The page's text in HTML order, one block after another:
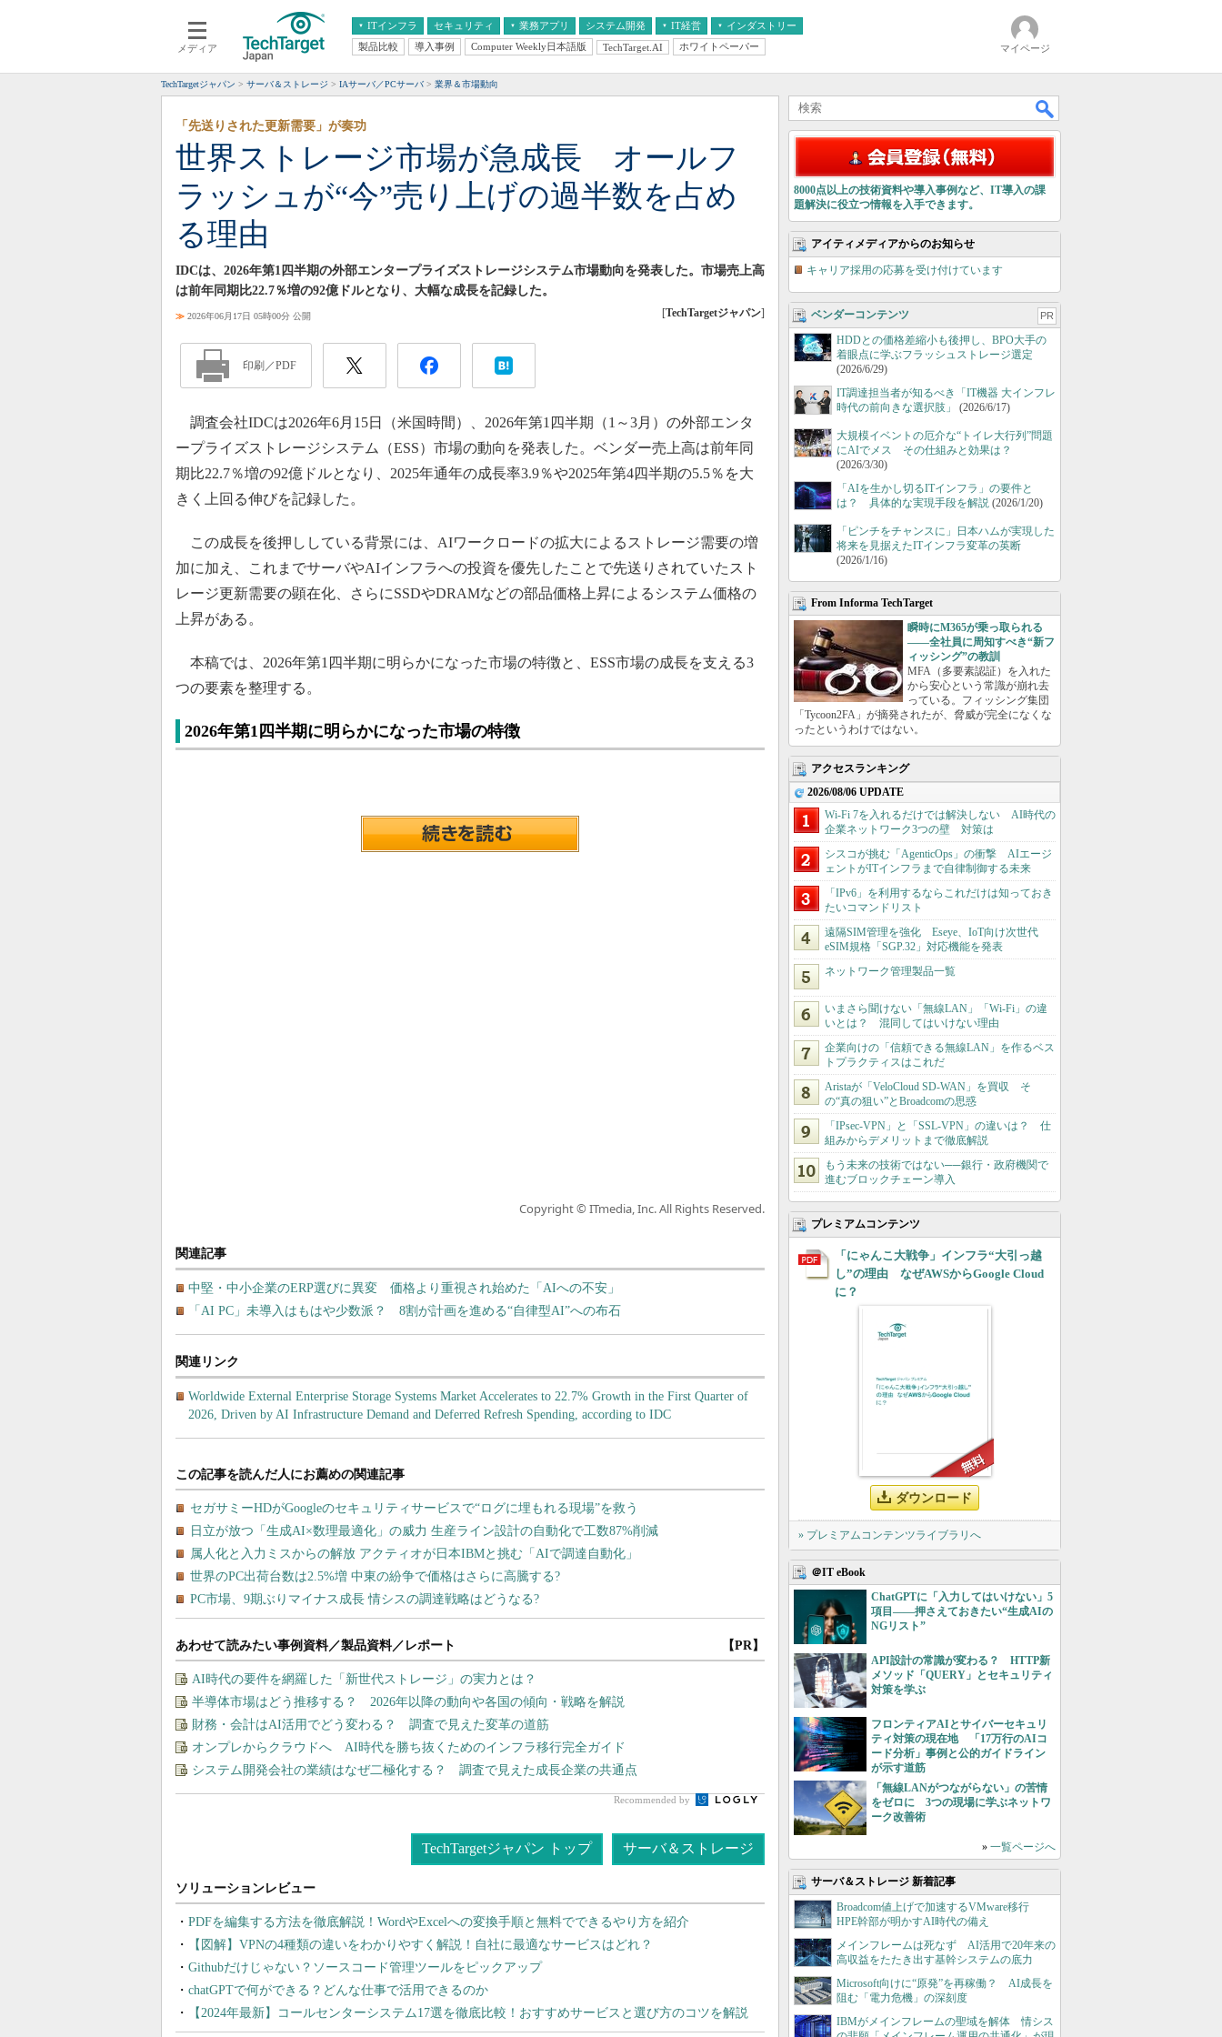
メディア
ITインフラ
クラウド
スマートモバイル
ネットワーク
システム運用管理
セキュリティ 業務アプリ
エンタープライズAI
ERP
CX
情報系システム
システム開発 IT経営
経営とIT
インダストリー
医療IT
製品比較 導入事例 Computer Weekly日本語版 TechTarget.AI ホワイトペーパー マイページ
TechTargetジャパン サーバ＆ストレージ IAサーバ／PCサーバ 業界＆市場動向
世界ストレージ市場が急成長 オールフ
ラッシュが“今”売り上げの過半数を占め
る理由
「先送りされた更新需要」が奏功
IDCは、2026年第1四半期の外部エンタープライズストレージシステム市場動向を発表した。市場売上高
は前年同期比22.7％増の92億ドルとなり、大幅な成長を記録した。
≫ 2026年06月17日 05時00分 公開 [TechTargetジャパン]
印刷／PDF
調査会社IDCは2026年6月15日（米国時間）、2026年第1四半期（1～3月）の外部エンタ
ープライズストレージシステム（ESS）市場の動向を発表した。ベンダー売上高は前年同
期比22.7％増の92億ドルとなり、2025年通年の成長率3.9％や2025年第4四半期の5.5％を大
きく上回る伸びを記録した。
この成長を後押ししている背景には、AIワークロードの拡大によるストレージ需要の増
加に加え、これまでサーバやAIインフラへの投資を優先したことで先送りされていたスト
レージ更新需要の顕在化、さらにSSDやDRAMなどの部品価格上昇によるシステム価格の
上昇がある。
本稿では、2026年第1四半期に明らかになった市場の特徴と、ESS市場の成長を支える3
つの要素を整理する。
2026年第1四半期に明らかになった市場の特徴
Copyright © ITmedia, Inc. All Rights Reserved.
関連記事
中堅・中小企業のERP選びに異変 価格より重視され始めた「AIへの不安」
「AI PC」未導入はもはや少数派？ 8割が計画を進める“自律型AI”への布石
関連リンク
Worldwide External Enterprise Storage Systems Market Accelerates to 22.7% Growth in the First Quarter of
2026, Driven by AI Infrastructure Demand and Deferred Refresh Spending, according to IDC
あわせて読みたい事例資料／製品資料／レポート 【PR】
AI時代の要件を網羅した「新世代ストレージ」の実力とは？
半導体市場はどう推移する？ 2026年以降の動向や各国の傾向・戦略を解説
財務・会計はAI活用でどう変わる？ 調査で見えた変革の道筋
オンプレからクラウドへ AI時代を勝ち抜くためのインフラ移行完全ガイド
システム開発会社の業績はなぜ二極化する？ 調査で見えた成長企業の共通点
Recommended by
TechTargetジャパン トップ サーバ＆ストレージ
PDFを編集する方法を徹底解説！WordやExcelへの変換手順と無料でできるやり方を紹介
【図解】VPNの4種類の違いをわかりやすく解説！自社に最適なサービスはどれ？
Githubだけじゃない？ソースコード管理ツールをピックアップ
chatGPTで何ができる？どんな仕事で活用できるのか
【2024年最新】コールセンターシステム17選を徹底比較！おすすめサービスと選び方のコツを解説
8000点以上の技術資料や導入事例など、IT導入の課
題解決に役立つ情報を入手できます。
アイティメディアからのお知らせ
キャリア採用の応募を受け付けています
ベンダーコンテンツ PR
HDDとの価格差縮小も後押し、BPO大手の
着眼点に学ぶフラッシュストレージ選定
(2026/6/29)
IT調達担当者が知るべき「IT機器 大インフレ
時代の前向きな選択肢」
(2026/6/17)
大規模イベントの厄介な“トイレ大行列”問題
にAIでメス その仕組みと効果は？
(2026/3/30)
「AIを生かし切るITインフラ」の要件と
は？ 具体的な実現手段を解説 (2026/1/20)
「ピンチをチャンスに」日本ハムが実現した
将来を見据えたITインフラ変革の英断
(2026/1/16)
From Informa TechTarget
瞬時にM365が乗っ取られる
――全社員に周知すべき“新フ
ィッシング”の教訓
MFA（多要素認証）を入れた
から安心という常識が崩れ去
っている。フィッシング集団
「Tycoon2FA」が摘発されたが、脅威が完全になくな
ったというわけではない。
アクセスランキング
2026/08/06 UPDATE
Wi-Fi 7を入れるだけでは解決しない AI時代の
企業ネットワーク3つの壁 対策は
シスコが挑む「AgenticOps」の衝撃 AIエージ
ェントがITインフラまで自律制御する未来
「IPv6」を利用するならこれだけは知っておき
たいコマンドリスト
遠隔SIM管理を強化 Eseye、IoT向け次世代
eSIM規格「SGP.32」対応機能を発表
ネットワーク管理製品一覧
いまさら聞けない「無線LAN」「Wi-Fi」の違
いとは？ 混同してはいけない理由
企業向けの「信頼できる無線LAN」を作るベス
トプラクティスはこれだ
Aristaが「VeloCloud SD-WAN」を買収 そ
の“真の狙い”とBroadcomの思惑
「IPsec-VPN」と「SSL-VPN」の違いは？ 仕
組みからデメリットまで徹底解説
もう未来の技術ではない──銀行・政府機関で
進むブロックチェーン導入
プレミアムコンテンツ
「にゃんこ大戦争」インフラ“大引っ越
し”の理由 なぜAWSからGoogle Cloud
に？
ダウンロード
» プレミアムコンテンツライブラリへ
＠IT eBook
ChatGPTに「入力してはいけない」5
項目――押さえておきたい“生成AIの
NGリスト”
API設計の常識が変わる？ HTTP新
メソッド「QUERY」とセキュリティ
対策を学ぶ
フロンティアAIとサイバーセキュリ
ティ対策の現在地 「17万行のAIコ
ード分析」事例と公的ガイドライン
が示す道筋
「無線LANがつながらない」の苦情
をゼロに 3つの現場に学ぶネットワ
ーク改善術
» 一覧ページへ
サーバ＆ストレージ 新着記事
Broadcom値上げで加速するVMware移行
HPE幹部が明かすAI時代の備え
メインフレームは死なず AI活用で20年来の
高収益をたたき出す基幹システムの底力
Microsoft向けに“原発”を再稼働？ AI成長を
阻む「電力危機」の深刻度
IBMがメインフレームの聖域を解体 情シス